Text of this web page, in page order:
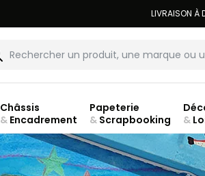
LIVRAISON À
Châssis
&Encadrement
Papeterie
&Scrapbooking
&